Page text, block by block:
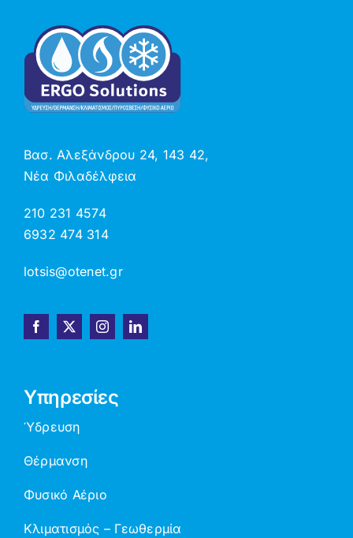
Βασ. Αλεξάνδρου 24, 143 42,
Νέα Φιλαδέλφεια
210 231 4574
6932 474 314
lotsis@otenet.gr
Υπηρεσίες
Ύδρευση
Θέρμανση
Φυσικό Αέριο
Κλιματισμός – Γεωθερμία